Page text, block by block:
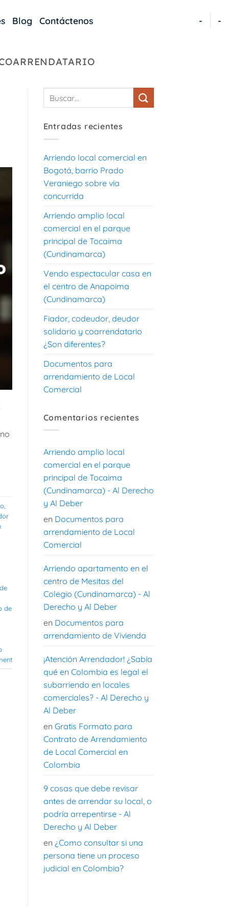
Blog Contáctenos - -
de
Entradas recientes
Arriendo local comercial en
Bogotá, barrio Prado
Veraniego sobre vía
concurrida
Arriendo amplio local
comercial en el parque
principal de Tocaima
(Cundinamarca)
Vendo espectacular casa en
el centro de Anapoima
(Cundinamarca)
Fiador, codeudor, deudor
solidario y coarrendatario
¿Son diferentes?
Documentos para
arrendamiento de Local
Comercial
Comentarios recientes
Arriendo amplio local
comercial en el parque
principal de Tocaima
(Cundinamarca) - Al Derecho
y Al Deber
en Documentos para
arrendamiento de Local
Comercial
Arriendo apartamento en el
centro de Mesitas del
Colegio (Cundinamarca) - Al
Derecho y Al Deber
en Documentos para
arrendamiento de Vivienda
¡Atención Arrendador! ¿Sabía
qué en Colombia es legal el
subarriendo en locales
comerciales? - Al Derecho y
Al Deber
en Gratis Formato para
Contrato de Arrendamiento
de Local Comercial en
Colombia
9 cosas que debe revisar
antes de arrendar su local, o
podría arrepentirse - Al
Derecho y Al Deber
en ¿Como consultar si una
persona tiene un proceso
judicial en Colombia?